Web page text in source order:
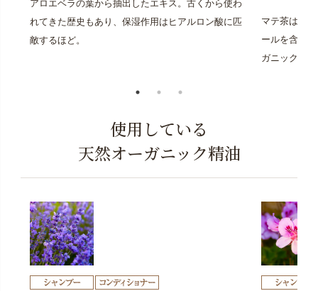
アロエベラの葉から抽出したエキス。古くから使わ
れてきた歴史もあり、保湿作用はヒアルロン酸に匹
敵するほど。
マテ茶は「
ールを含み
ガニックの
使用している
天然オーガニック精油